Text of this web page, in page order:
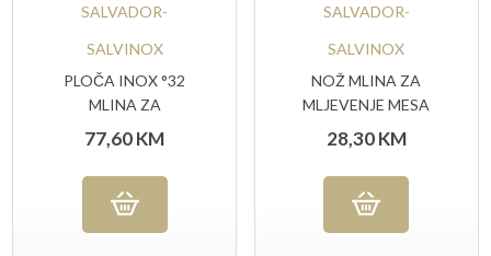
SALVADOR-
SALVINOX
PLOČA INOX °32
MLINA ZA
MLJEVENJE MESA
RUPA 6 MM
77,60KM
SALVADOR-
SALVINOX
NOŽ MLINA ZA
MLJEVENJE MESA
BR.32
28,30KM